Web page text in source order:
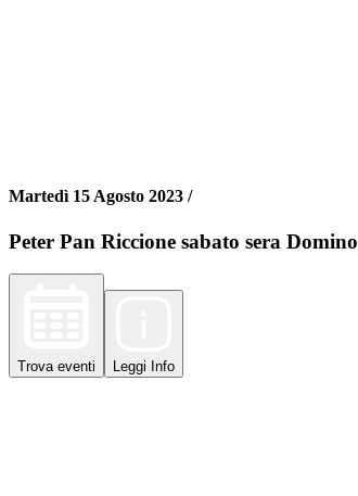
Martedì 15 Agosto 2023 /
Peter Pan Riccione sabato sera Domino
Trova eventi Leggi Info